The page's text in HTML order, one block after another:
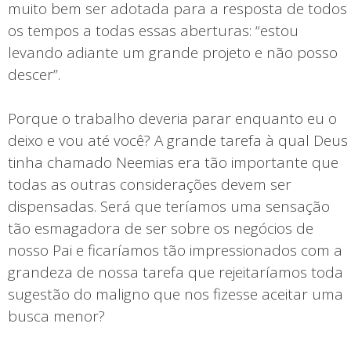
muito bem ser adotada para a resposta de todos
os tempos a todas essas aberturas: “estou
levando adiante um grande projeto e não posso
descer”.
Porque o trabalho deveria parar enquanto eu o
deixo e vou até você? A grande tarefa à qual Deus
tinha chamado Neemias era tão importante que
todas as outras considerações devem ser
dispensadas. Será que teríamos uma sensação
tão esmagadora de ser sobre os negócios de
nosso Pai e ficaríamos tão impressionados com a
grandeza de nossa tarefa que rejeitaríamos toda
sugestão do maligno que nos fizesse aceitar uma
busca menor?